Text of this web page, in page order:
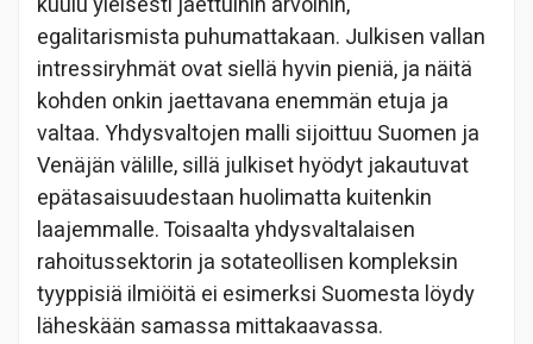
egalitarismista puhumattakaan. Julkisen vallan
intressiryhmät ovat siellä hyvin pieniä, ja näitä
kohden onkin jaettavana enemmän etuja ja
valtaa. Yhdysvaltojen malli sijoittuu Suomen ja
Venäjän välille, sillä julkiset hyödyt jakautuvat
epätasaisuudestaan huolimatta kuitenkin
laajemmalle. Toisaalta yhdysvaltalaisen
rahoitussektorin ja sotateollisen kompleksin
tyyppisiä ilmiöitä ei esimerksi Suomesta löydy
läheskään samassa mittakaavassa.